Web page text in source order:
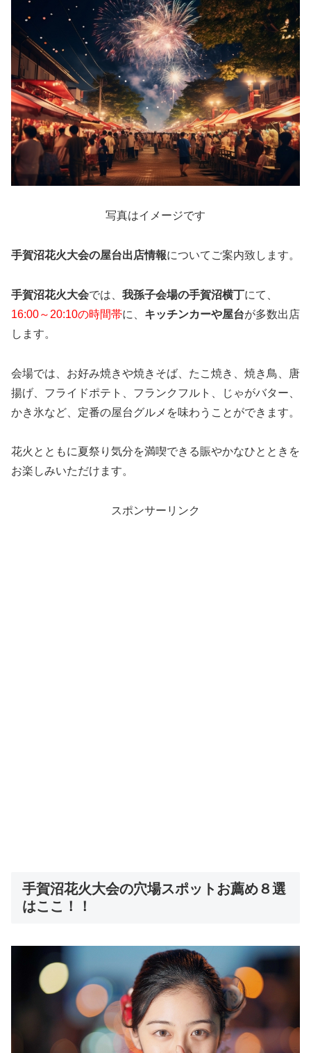
写真はイメージです
手賀沼花火大会の屋台出店情報についてご案内致します。
手賀沼花火大会では、 我孫子会場の手賀沼横丁にて、
16:00～20:10の時間帯に、 キッチンカーや屋台が多数出店
します。
会場では、お好み焼きや焼きそば、たこ焼き、焼き鳥、唐
揚げ、フライドポテト、フランクフルト、じゃがバター、
かき氷など、定番の屋台グルメを味わうことができます。
花火とともに夏祭り気分を満喫できる賑やかなひとときを
お楽しみいただけます。
スポンサーリンク
手賀沼花火大会の穴場スポットお薦め８選
はここ！！